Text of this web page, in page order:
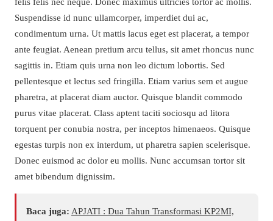
Suspendisse id nunc ullamcorper, imperdiet dui ac,
condimentum urna. Ut mattis lacus eget est placerat, a tempor
ante feugiat. Aenean pretium arcu tellus, sit amet rhoncus nunc
sagittis in. Etiam quis urna non leo dictum lobortis. Sed
pellentesque et lectus sed fringilla. Etiam varius sem et augue
pharetra, at placerat diam auctor. Quisque blandit commodo
purus vitae placerat. Class aptent taciti sociosqu ad litora
torquent per conubia nostra, per inceptos himenaeos. Quisque
egestas turpis non ex interdum, ut pharetra sapien scelerisque.
Donec euismod ac dolor eu mollis. Nunc accumsan tortor sit
amet bibendum dignissim.
Baca juga: APJATI : Dua Tahun Transformasi KP2MI,